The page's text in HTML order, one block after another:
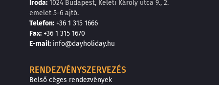
Iroda: 1024 Budapest, Keleti Károly utca 9., 2.
emelet 5-6 ajtó.
Telefon: +36 1 315 1666
Fax: +36 1 315 1670
E-mail: info@dayholiday.hu
RENDEZVÉNYSZERVEZÉS
Belső céges rendezvények